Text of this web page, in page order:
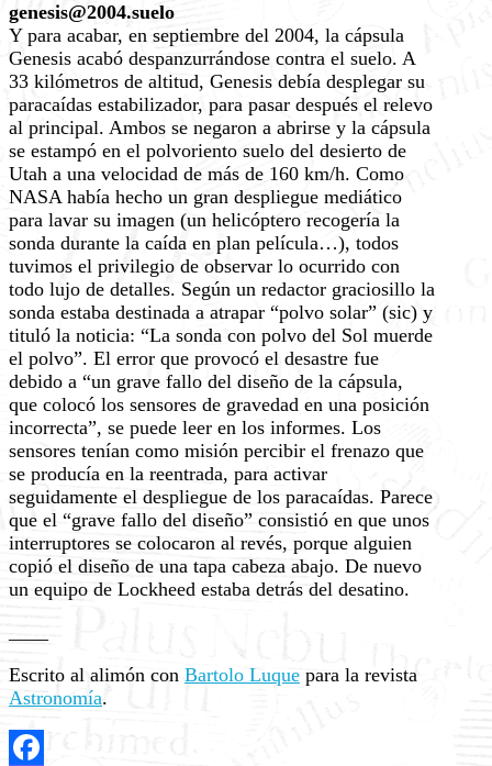
genesis@2004.suelo
Y para acabar, en septiembre del 2004, la cápsula
Genesis acabó despanzurrándose contra el suelo. A
33 kilómetros de altitud, Genesis debía desplegar su
paracaídas estabilizador, para pasar después el relevo
al principal. Ambos se negaron a abrirse y la cápsula
se estampó en el polvoriento suelo del desierto de
Utah a una velocidad de más de 160 km/h. Como
NASA había hecho un gran despliegue mediático
para lavar su imagen (un helicóptero recogería la
sonda durante la caída en plan película…), todos
tuvimos el privilegio de observar lo ocurrido con
todo lujo de detalles. Según un redactor graciosillo la
sonda estaba destinada a atrapar “polvo solar” (sic) y
tituló la noticia: “La sonda con polvo del Sol muerde
el polvo”. El error que provocó el desastre fue
debido a “un grave fallo del diseño de la cápsula,
que colocó los sensores de gravedad en una posición
incorrecta”, se puede leer en los informes. Los
sensores tenían como misión percibir el frenazo que
se producía en la reentrada, para activar
seguidamente el despliegue de los paracaídas. Parece
que el “grave fallo del diseño” consistió en que unos
interruptores se colocaron al revés, porque alguien
copió el diseño de una tapa cabeza abajo. De nuevo
un equipo de Lockheed estaba detrás del desatino.
____
Escrito al alimón con Bartolo Luque para la revista
Astronomía.